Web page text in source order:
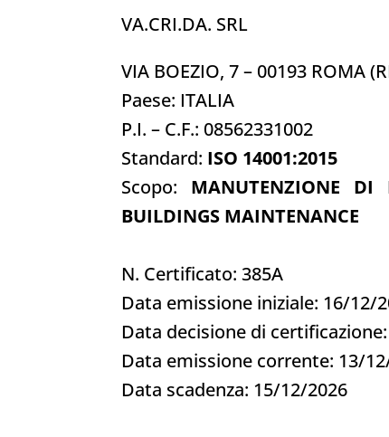
VA.CRI.DA. SRL
VIA BOEZIO, 7 – 00193 ROMA
Paese: ITALIA
P.I. – C.F.: 08562331002
Standard: ISO 14001:2015
Scopo: MANUTENZIONE DI
BUILDINGS MAINTENANCE
N. Certificato: 385A
Data emissione iniziale: 16/12/
Data decisione di
Data emissione corrente: 13/
Data scadenza: 15/12/2026